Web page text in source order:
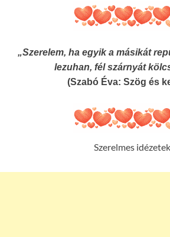
„Szerelem, ha egyik a másikát
lezuhan, fél szárnyát
(Szabó Éva: Szög és
Szerelmes idézetek